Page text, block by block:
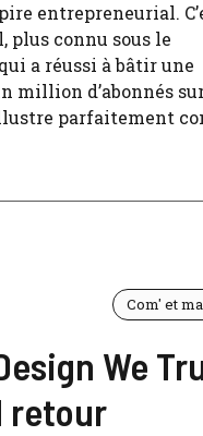
entrepreneurial.
plus connu sous le
a réussi à bâtir une
million d’abonnés
parfaitement
Com' et
We
retour